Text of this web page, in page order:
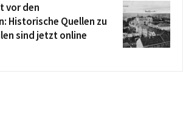
vor den
Historische Quellen zu
sind jetzt online